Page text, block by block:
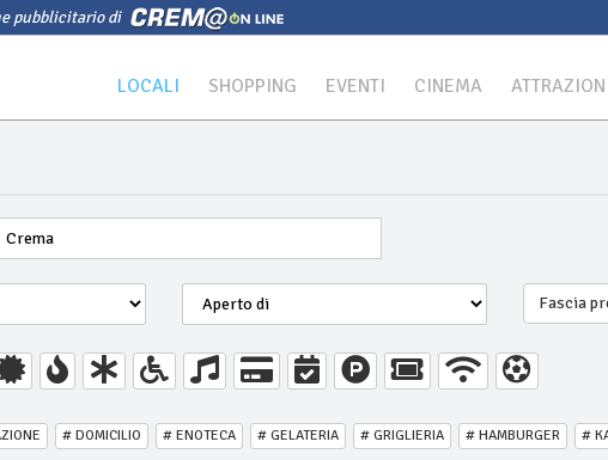
pubblicitario di
LOCALI SHOPPING EVENTI CINEMA
Fascia
# DOMICILIO # ENOTECA # GELATERIA # GRIGLIERIA # HAMBURGER #